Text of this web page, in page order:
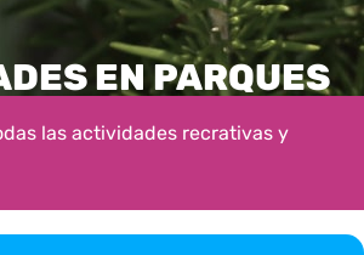
EN PARQUES
las actividades recrativas y